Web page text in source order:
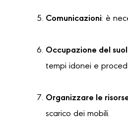
Comunicazioni: è
Occupazione del
tempi idonei e
Organizzare le
scarico dei mobili.